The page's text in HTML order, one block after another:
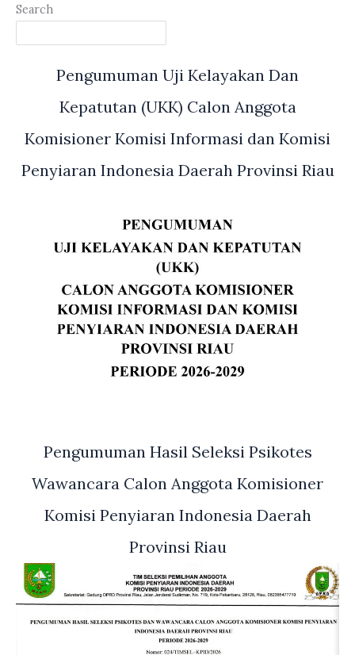
Search
Pengumuman Uji Kelayakan Dan
Kepatutan (UKK) Calon Anggota
Komisioner Komisi Informasi dan Komisi
Penyiaran Indonesia Daerah Provinsi Riau
Pengumuman Hasil Seleksi Psikotes
Wawancara Calon Anggota Komisioner
Komisi Penyiaran Indonesia Daerah
Provinsi Riau